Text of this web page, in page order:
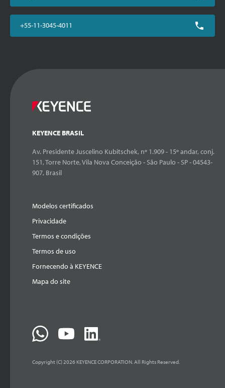
+55-11-3045-4011
KEYENCE BRASIL
Av. Presidente Juscelino Kubitschek, nº 1.909 - 15º andar, conj.
151, Torre Norte, Vila Nova Conceição - São Paulo - SP - 04543-
907, Brasil
Modelos certificados
Privacidade
Termos e condições
Termos de uso
Fornecendo à KEYENCE
Mapa do site
Copyright (C) 2026 KEYENCE CORPORATION. All Rights Reserved.